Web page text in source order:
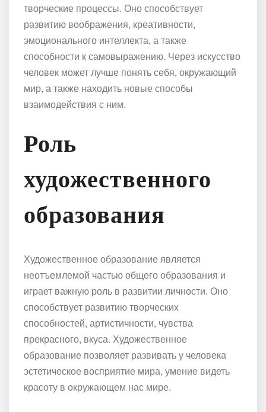
творческие процессы. Оно способствует
развитию воображения, креативности,
эмоционального интеллекта, а также
способности к самовыражению. Через искусство
человек может лучше понять себя, окружающий
мир, а также находить новые способы
взаимодействия с ним.
Роль
художественного
образования
Художественное образование является
неотъемлемой частью общего образования и
играет важную роль в развитии личности. Оно
способствует развитию творческих
способностей, артистичности, чувства
прекрасного, вкуса. Художественное
образование позволяет развивать у человека
эстетическое восприятие мира, умение видеть
красоту в окружающем нас мире.